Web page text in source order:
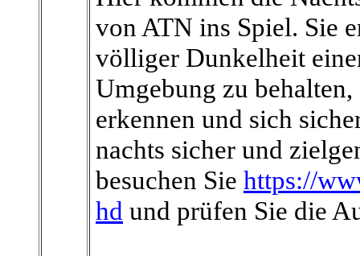
von ATN ins Spiel. Sie
völliger Dunkelheit
Umgebung zu
erkennen und sich
nachts sicher und
besuchen Sie https://
hd und prüfen Sie die